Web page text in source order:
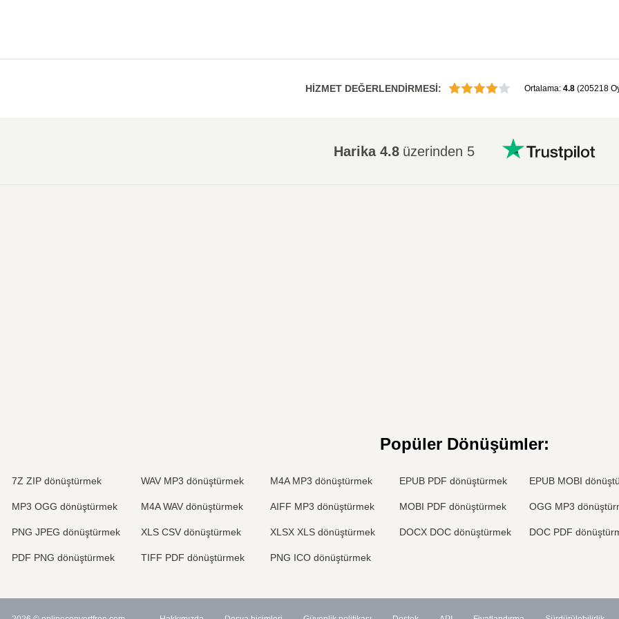
HİZMET DEĞERLENDİRMESİ: Ortalama: 4.8 (205218
Harika4.8 üzerinden 5
Popüler Dönüşümler:
7Z ZIP dönüştürmek WAV MP3 dönüştürmek M4A MP3 dönüştürmek EPUB PDF dönüştürmek EPUB MOBI
MP3 OGG dönüştürmek M4A WAV dönüştürmek AIFF MP3 dönüştürmek MOBI PDF dönüştürmek OGG MP3
PNG JPEG dönüştürmek XLS CSV dönüştürmek XLSX XLS dönüştürmek DOCX DOC dönüştürmek DOC PDF
PDF PNG dönüştürmek TIFF PDF dönüştürmek PNG ICO dönüştürmek